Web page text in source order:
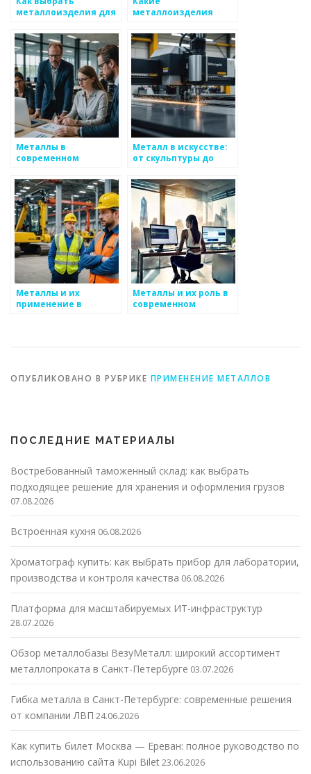
металлоизделия для
металлоизделия
дачнику
Металлы в
современном
Металл в искусстве:
от скульптуры до
Металлы и их
применение в
Металлы и их роль в
современном
ОПУБЛИКОВАНО В РУБРИКЕ ПРИМЕНЕНИЕ МЕТАЛЛОВ
ПОСЛЕДНИЕ МАТЕРИАЛЫ
Востребованный таможенный склад: как выбрать
подходящее решение для хранения и оформления грузов
07.08.2026
Встроенная кухня 06.08.2026
Хроматограф купить: как выбрать прибор для лаборатории,
производства и контроля качества 06.08.2026
Платформа для масштабируемых ИТ-инфраструктур
28.07.2026
Обзор металлобазы ВезуМеталл: широкий ассортимент
металлопроката в Санкт-Петербурге 03.07.2026
Гибка металла в Санкт-Петербурге: современные решения
от компании ЛВП 24.06.2026
Как купить билет Москва — Ереван: полное руководство по
использованию сайта Kupi Bilet23.06.2026